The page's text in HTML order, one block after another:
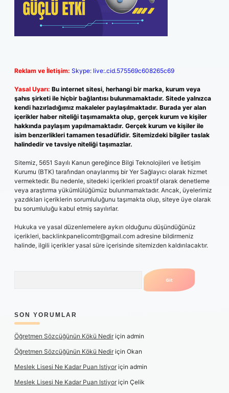
Reklam ve İletişim: Skype: live:.cid.575569c608265c69
Yasal Uyarı: Bu internet sitesi, herhangi bir marka, kurum veya
şahıs şirketi ile hiçbir bağlantısı bulunmamaktadır. Sitede yalnızca
kendi hazırladığımız makaleler paylaşılmaktadır. Burada yer alan
içerikler haber niteliği taşımamakta olup, gerçek kurum ve kişiler
hakkında paylaşım yapılmamaktadır. Gerçek kurum ve kişiler ile
isim benzerlikleri tamamen tesadüfidir. Sitemizdeki bilgiler taslak
halindedir ve tavsiye niteliği taşımazlar.
Sitemiz, 5651 Sayılı Kanun gereğince Bilgi Teknolojileri ve İletişim
Kurumu (BTK) tarafından onaylanmış bir Yer Sağlayıcı olarak hizmet
vermektedir. Bu nedenle, sitedeki içerikleri proaktif olarak denetleme
veya araştırma yükümlülüğümüz bulunmamaktadır. Ancak, üyelerimiz
yazdıkları içeriklerin sorumluluğunu taşımakta olup, siteye üye olarak
bu sorumluluğu kabul etmiş sayılırlar.
Hukuka ve yasal düzenlemelere aykırı olduğunu düşündüğünüz
içerikleri, backlinkpanelicomtr@gmail.com adresine bildirmeniz
halinde, ilgili içerikler yasal süre içerisinde sitemizden kaldırılacaktır.
SON YORUMLAR
Öğretmen Sözcüğünün Kökü Nediriçin admin
Öğretmen Sözcüğünün Kökü Nediriçin Okan
Meslek Lisesi Ne Kadar Puan Istiyoriçin admin
Meslek Lisesi Ne Kadar Puan Istiyoriçin Çelik